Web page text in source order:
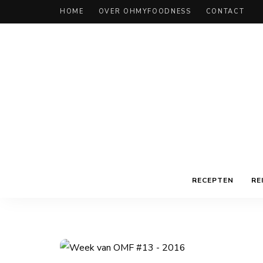
HOME OVER OHMYFOODNESS CONTACT
RECEPTEN